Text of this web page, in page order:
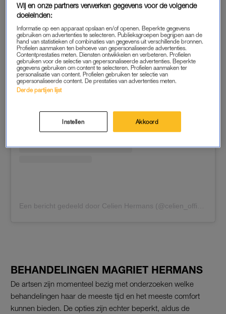
Dit bericht op Instagram bekijken
Een bericht gedeeld door Celien Hermans (@celien_official)
BEHANDELINGEN MAGRIET HERMANS
De artsen zijn momenteel bezig met onderzoeken welke
behandelingen haar de meeste tijd en het meeste comfort
kunnen bieden. De opties zijn echter beperkt, aldus de
Wij en onze partners verwerken gegevens voor de volgende
doeleinden:
Informatie op een apparaat opslaan en/of openen. Beperkte gegevens
gebruiken om advertenties te selecteren. Publieksgroepen begrijpen aan de
hand van statistieken of combinaties van gegevens uit verschillende bronnen.
Profielen aanmaken ten behoeve van gepersonaliseerde advertenties.
Contentprestaties meten. Diensten ontwikkelen en verbeteren. Profielen
gebruiken voor de selectie van gepersonaliseerde advertenties. Beperkte
gegevens gebruiken om content te selecteren. Profielen aanmaken ter
personalisatie van content. Profielen gebruiken ter selectie van
gepersonaliseerde content. De prestaties van advertenties meten.
Derde partijen lijst
Instellen Akkoord